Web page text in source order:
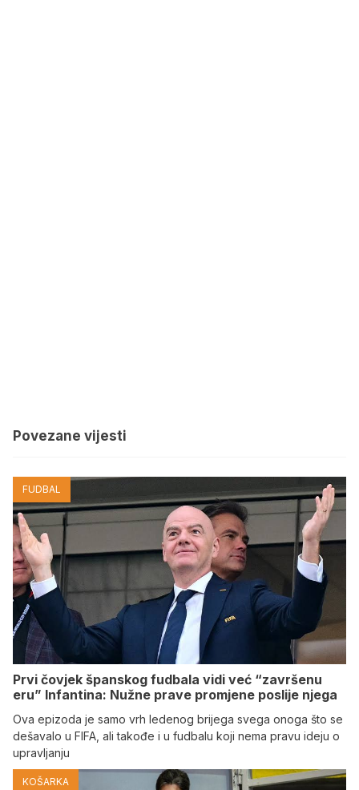
Povezane vijesti
FUDBAL
Prvi čovjek španskog fudbala vidi već “završenu
eru” Infantina: Nužne prave promjene poslije njega
Ova epizoda je samo vrh ledenog brijega svega onoga što se
dešavalo u FIFA, ali takođe i u fudbalu koji nema pravu ideju o
upravljanju
KOŠARKA